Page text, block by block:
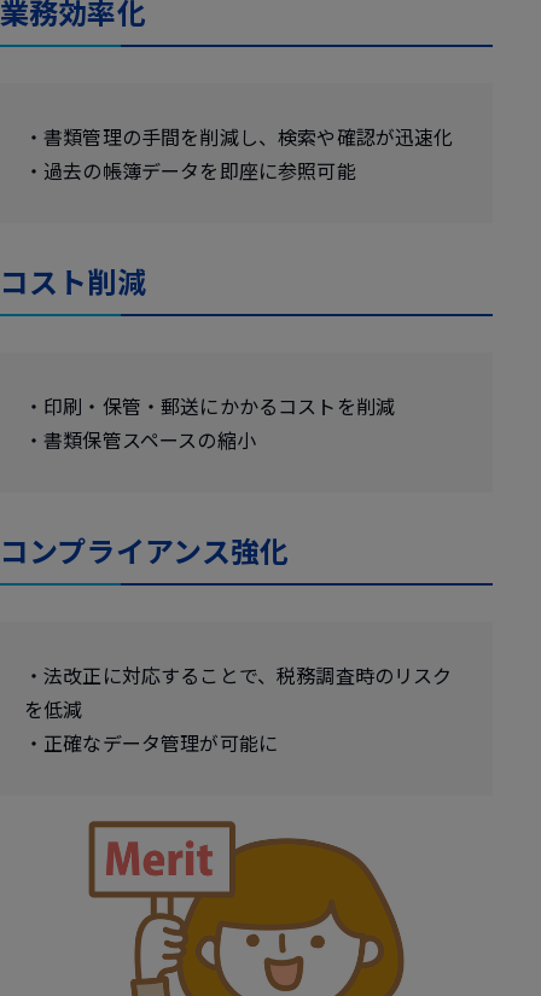
業務効率化
・書類管理の手間を削減し、検索や確認が迅速化
・過去の帳簿データを即座に参照可能
コスト削減
・印刷・保管・郵送にかかるコストを削減
・書類保管スペースの縮小
コンプライアンス強化
・法改正に対応することで、税務調査時のリスク
を低減
・正確なデータ管理が可能に